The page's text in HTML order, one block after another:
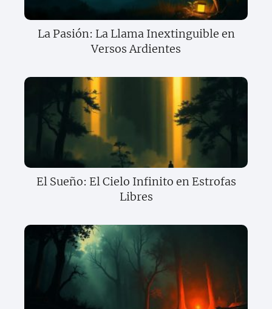
La Pasión: La Llama Inextinguible en
Versos Ardientes
El Sueño: El Cielo Infinito en Estrofas
Libres